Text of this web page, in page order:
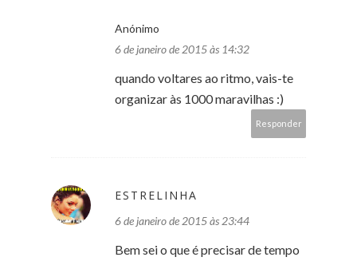
Anónimo
6 de janeiro de 2015 às 14:32
quando voltares ao ritmo, vais-te
organizar às 1000 maravilhas :)
Responder
ESTRELINHA
6 de janeiro de 2015 às 23:44
Bem sei o que é precisar de tempo